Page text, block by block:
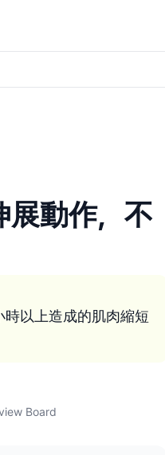
展動作，不
以上造成的肌肉縮短
Board